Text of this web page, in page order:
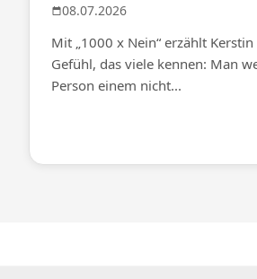
08.07.2026
Mit „1000 x Nein“ erzählt
Gefühl, das viele kennen: Man
Person einem nicht...